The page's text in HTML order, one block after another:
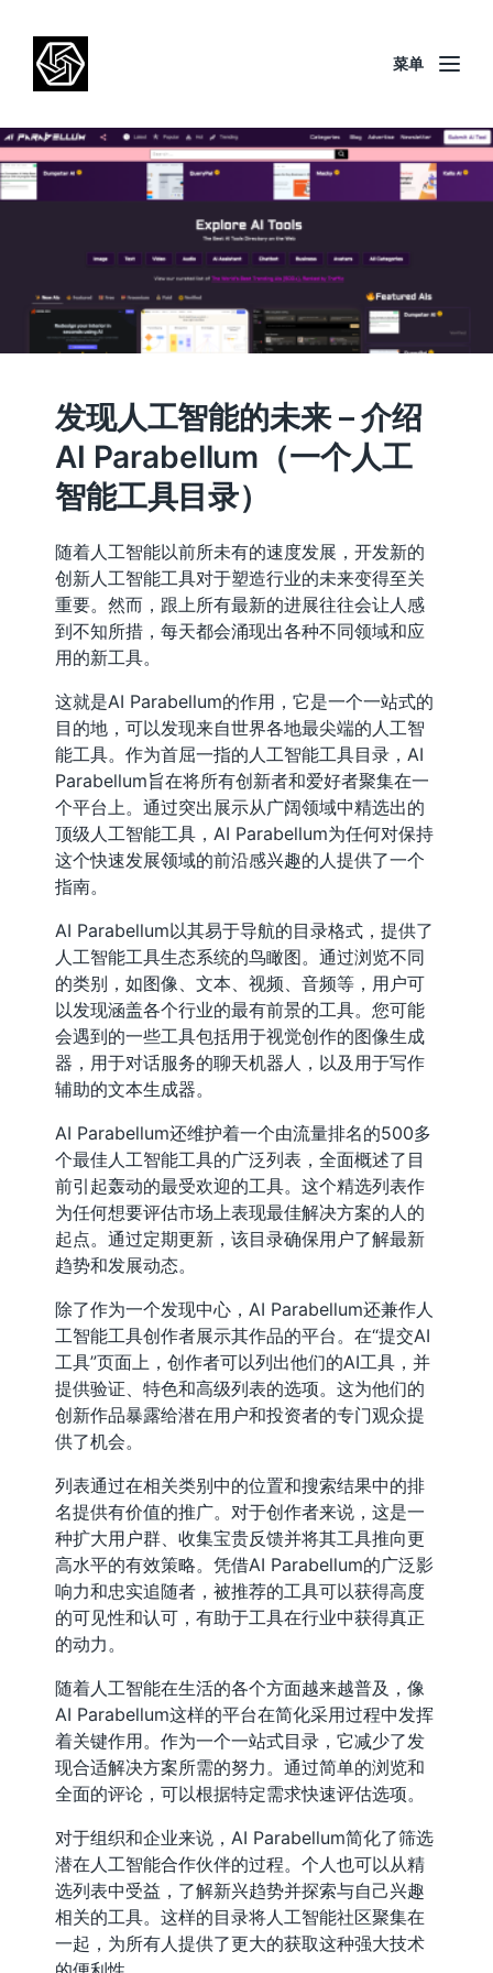
菜单
发现人工智能的未来 – 介绍
AI Parabellum（一个人工
智能工具目录）
随着人工智能以前所未有的速度发展，开发新的
创新人工智能工具对于塑造行业的未来变得至关
重要。然而，跟上所有最新的进展往往会让人感
到不知所措，每天都会涌现出各种不同领域和应
用的新工具。
这就是AI Parabellum的作用，它是一个一站式的
目的地，可以发现来自世界各地最尖端的人工智
能工具。作为首屈一指的人工智能工具目录，AI
Parabellum旨在将所有创新者和爱好者聚集在一
个平台上。通过突出展示从广阔领域中精选出的
顶级人工智能工具，AI Parabellum为任何对保持
这个快速发展领域的前沿感兴趣的人提供了一个
指南。
AI Parabellum以其易于导航的目录格式，提供了
人工智能工具生态系统的鸟瞰图。通过浏览不同
的类别，如图像、文本、视频、音频等，用户可
以发现涵盖各个行业的最有前景的工具。您可能
会遇到的一些工具包括用于视觉创作的图像生成
器，用于对话服务的聊天机器人，以及用于写作
辅助的文本生成器。
AI Parabellum还维护着一个由流量排名的500多
个最佳人工智能工具的广泛列表，全面概述了目
前引起轰动的最受欢迎的工具。这个精选列表作
为任何想要评估市场上表现最佳解决方案的人的
起点。通过定期更新，该目录确保用户了解最新
趋势和发展动态。
除了作为一个发现中心，AI Parabellum还兼作人
工智能工具创作者展示其作品的平台。在“提交AI
工具”页面上，创作者可以列出他们的AI工具，并
提供验证、特色和高级列表的选项。这为他们的
创新作品暴露给潜在用户和投资者的专门观众提
供了机会。
列表通过在相关类别中的位置和搜索结果中的排
名提供有价值的推广。对于创作者来说，这是一
种扩大用户群、收集宝贵反馈并将其工具推向更
高水平的有效策略。凭借AI Parabellum的广泛影
响力和忠实追随者，被推荐的工具可以获得高度
的可见性和认可，有助于工具在行业中获得真正
的动力。
随着人工智能在生活的各个方面越来越普及，像
AI Parabellum这样的平台在简化采用过程中发挥
着关键作用。作为一个一站式目录，它减少了发
现合适解决方案所需的努力。通过简单的浏览和
全面的评论，可以根据特定需求快速评估选项。
对于组织和企业来说，AI Parabellum简化了筛选
潜在人工智能合作伙伴的过程。个人也可以从精
选列表中受益，了解新兴趋势并探索与自己兴趣
相关的工具。这样的目录将人工智能社区聚集在
一起，为所有人提供了更大的获取这种强大技术